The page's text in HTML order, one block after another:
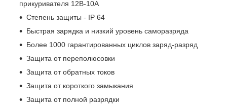
прикуривателя 12В-10А
Степень защиты - IP 64
Быстрая зарядка и низкий уровень саморазряда
Более 1000 гарантированных циклов заряд-разряд
Защита от переполюсовки
Защита от обратных токов
Защита от короткого замыкания
Защита от полной разрядки